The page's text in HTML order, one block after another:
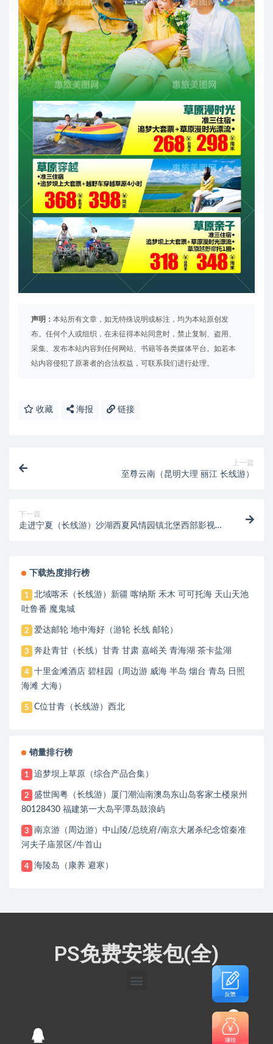
声明： 本站所有文章，如无特殊说明或标注，均为本站原创发
布。任何个人或组织，在未征得本站同意时，禁止复制、盗用、
采集、发布本站内容到任何网站、书籍等各类媒体平台。如若本
站内容侵犯了原著者的合法权益，可联系我们进行处理。
收藏 海报 链接
上一篇
至尊云南（昆明大理 丽江 长线游）
下一篇
走进宁夏（长线游）沙湖西夏风情园镇北堡西部影视城
下载热度排行榜
1
北域喀禾（长线游）新疆 喀纳斯 禾木 可可托海 天山天池
吐鲁番 魔鬼城
2 爱达邮轮 地中海好（游轮 长线 邮轮）
3 奔赴青甘（长线）甘青 甘肃 嘉峪关 青海湖 茶卡盐湖
4
十里金滩酒店 碧桂园（周边游 威海 半岛 烟台 青岛 日照
海滩 大海）
5 C位甘青（长线游）西北
销量排行榜
1 追梦坝上草原（综合产品合集）
2
盛世闽粤（长线游）厦门潮汕南澳岛东山岛客家土楼泉州
80128430 福建第一大岛平潭岛鼓浪屿
3
南京游（周边游）中山陵/总统府/南京大屠杀纪念馆秦准
河夫子庙景区/牛首山
4 海陵岛（康养 避寒）
PS免费安装包(全)